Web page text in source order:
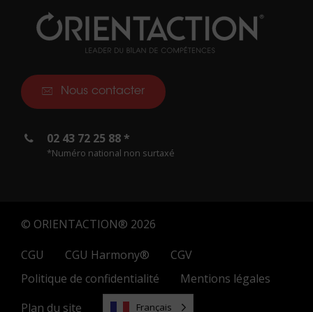
Nous contacter
02 43 72 25 88 *
*Numéro national non surtaxé
© ORIENTACTION® 2026
CGU
CGU Harmony®
CGV
Politique de confidentialité
Mentions légales
Plan du site
Français